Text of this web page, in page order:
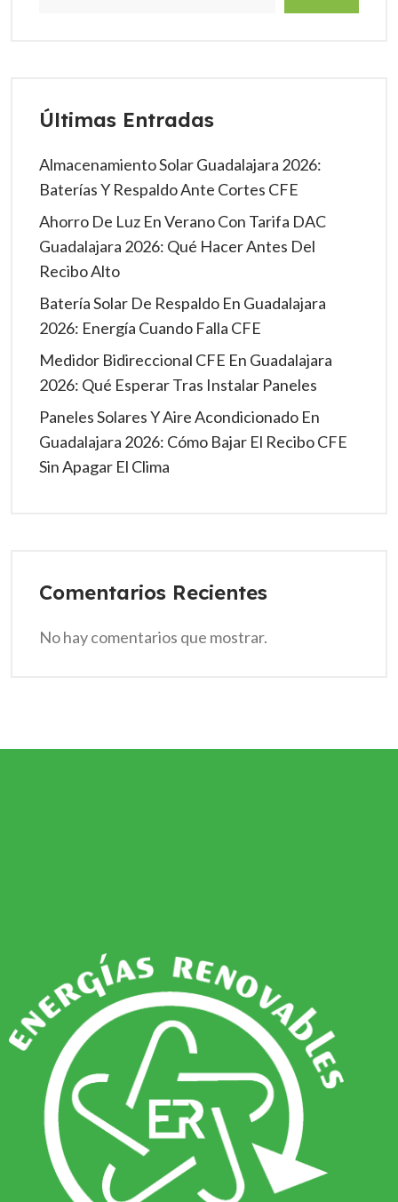
Últimas Entradas
Almacenamiento Solar Guadalajara 2026:
Baterías Y Respaldo Ante Cortes CFE
Ahorro De Luz En Verano Con Tarifa DAC
Guadalajara 2026: Qué Hacer Antes Del
Recibo Alto
Batería Solar De Respaldo En Guadalajara
2026: Energía Cuando Falla CFE
Medidor Bidireccional CFE En Guadalajara
2026: Qué Esperar Tras Instalar Paneles
Paneles Solares Y Aire Acondicionado En
Guadalajara 2026: Cómo Bajar El Recibo CFE
Sin Apagar El Clima
Comentarios Recientes
No hay comentarios que mostrar.